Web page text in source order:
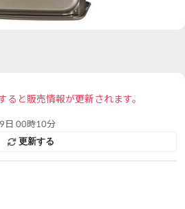
ると販売情報が更新されます。
日 00時10分
更新する